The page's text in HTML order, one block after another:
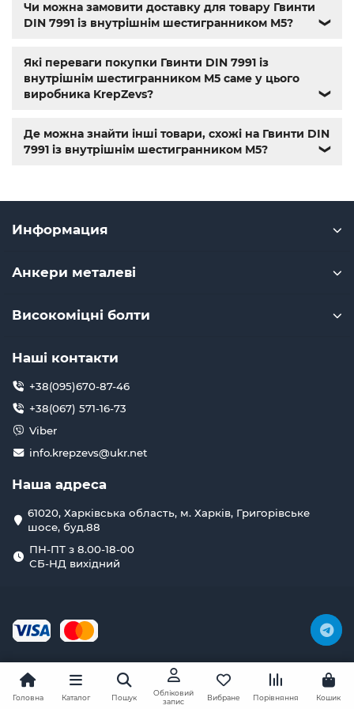
гайки и болты,болты харьков,болты гайки шайбы,
болты 10.9, болты 8.8,винты м8,болт нержавеющий м8
крепежные изделия,купить винты,болты киев
нержавейка,болты с гайкой,болт нержавійка,купить
болт м8,болт м8 нержавейка
купить
Чи можна замовити доставку для товару Гвинти
DIN 7991 із внутрішнім шестигранником М5?
❯
Які переваги покупки Гвинти DIN 7991 із
внутрішнім шестигранником М5 саме у цього
виробника KrepZevs?
❯
Де можна знайти інші товари, схожі на Гвинти DIN
7991 із внутрішнім шестигранником М5?
❯
Информация
Анкери металеві
Високоміцні болти
Наші контакти
+38(095)670-87-46
+38(067) 571-16-73
Viber
info.krepzevs@ukr.net
Наша адреса
61020, Харківська область, м. Харків, Григорівське
шосе, буд.88
ПН-ПТ з 8.00-18-00
СБ-НД вихідний
Головна Каталог Пошук
Обліковий
запис
Вибране Порівняння Кошик